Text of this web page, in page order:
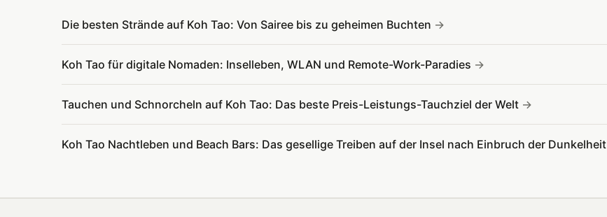
Die besten Strände auf Koh Tao: Von Sairee bis zu geheimen Buchten
Koh Tao für digitale Nomaden: Inselleben, WLAN und Remote-Work-Paradies
Tauchen und Schnorcheln auf Koh Tao: Das beste Preis-Leistungs-Tauchziel der Welt
Koh Tao Nachtleben und Beach Bars: Das gesellige Treiben auf der Insel nach Einbruch der Dunkelheit